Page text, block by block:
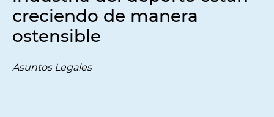
creciendo de manera
ostensible
Asuntos Legales